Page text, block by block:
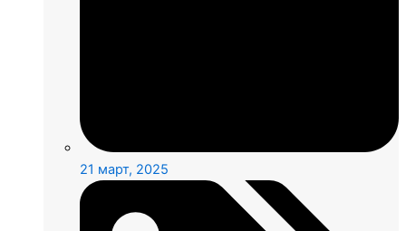
21 март, 2025